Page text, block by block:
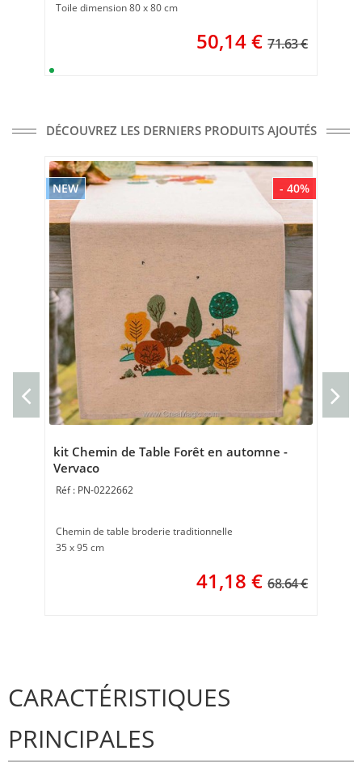
Toile dimension 80 x 80 cm
50,14€ 71.63 €
DÉCOUVREZ LES DERNIERS PRODUITS AJOUTÉS
- 40%
NEW
kit Chemin de Table Forêt en automne -
Vervaco
PN-0222662
Chemin de table broderie traditionnelle
35 x 95 cm
41,18 € 68.64 €
CARACTÉRISTIQUES
PRINCIPALES